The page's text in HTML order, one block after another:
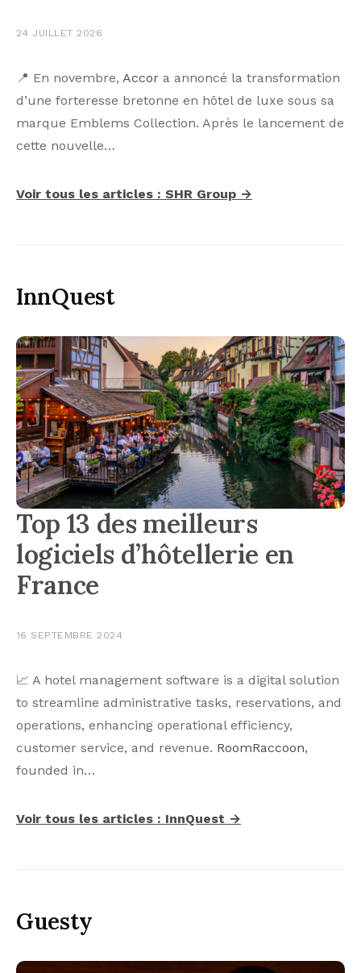
24 JUILLET 2026
📍 En novembre, Accor a annoncé la transformation
d’une forteresse bretonne en hôtel de luxe sous sa
marque Emblems Collection. Après le lancement de
cette nouvelle…
Voir tous les articles : SHR Group →
InnQuest
Top 13 des meilleurs
logiciels d’hôtellerie en
France
16 SEPTEMBRE 2024
📈 A hotel management software is a digital solution
to streamline administrative tasks, reservations, and
operations, enhancing operational efficiency,
customer service, and revenue. RoomRaccoon,
founded in…
Voir tous les articles : InnQuest →
Guesty